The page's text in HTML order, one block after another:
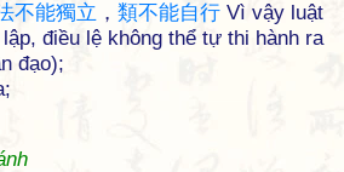
不能獨立 ， 類不能自行 Vì vậy luật
điều lệ không thể tự thi hành ra
đạo);